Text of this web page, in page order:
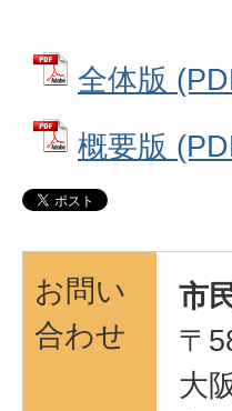
全体版
概要版
お問い
合わせ
市
〒
大